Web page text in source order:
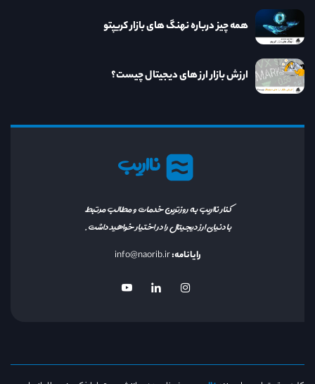
نااریب
کنار نااریب به روزترین خدمات و مطالب مرتبط
با دنیای ارز دیجیتال را در اختیار خواهید داشت.
رایانامه:info@naorib.ir
همه چیز درباره نهنگ های بازار کریپتو
ارزش بازار ارز های دیجیتال چیست؟